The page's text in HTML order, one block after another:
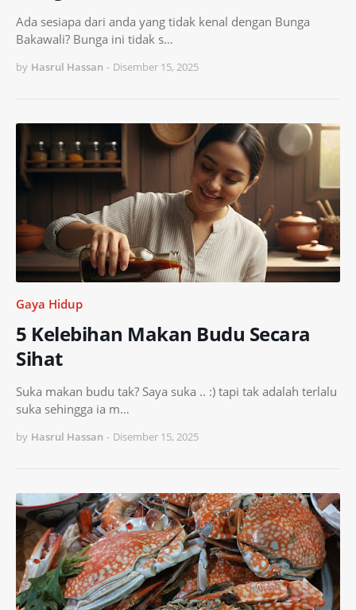
Ada sesiapa dari anda yang tidak kenal dengan Bunga
Bakawali? Bunga ini tidak s…
by Hasrul Hassan - Disember 15, 2025
Gaya Hidup
5 Kelebihan Makan Budu Secara
Sihat
Suka makan budu tak? Saya suka .. :) tapi tak adalah terlalu
suka sehingga ia m…
by Hasrul Hassan - Disember 15, 2025